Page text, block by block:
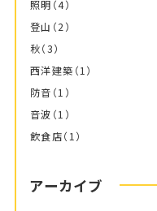
照明 （4）
登山 （2）
秋（3）
西洋建築 （1）
防音 （1）
音波 （1）
飲食店（1）
アーカイブ